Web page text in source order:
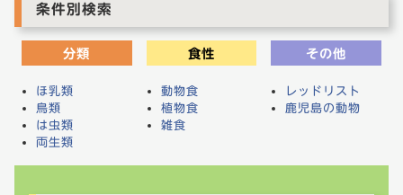
条件別検索
分類
ほ乳類
鳥類
は虫類
両生類
食性
動物食
植物食
雑食
その他
レッドリスト
鹿児島の動物